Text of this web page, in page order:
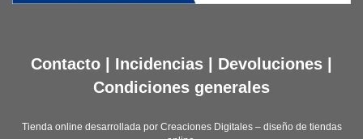
Contacto Incidencias Devoluciones
Condiciones generales
Tienda online desarrollada por Creaciones Digitales – diseño de tiendas